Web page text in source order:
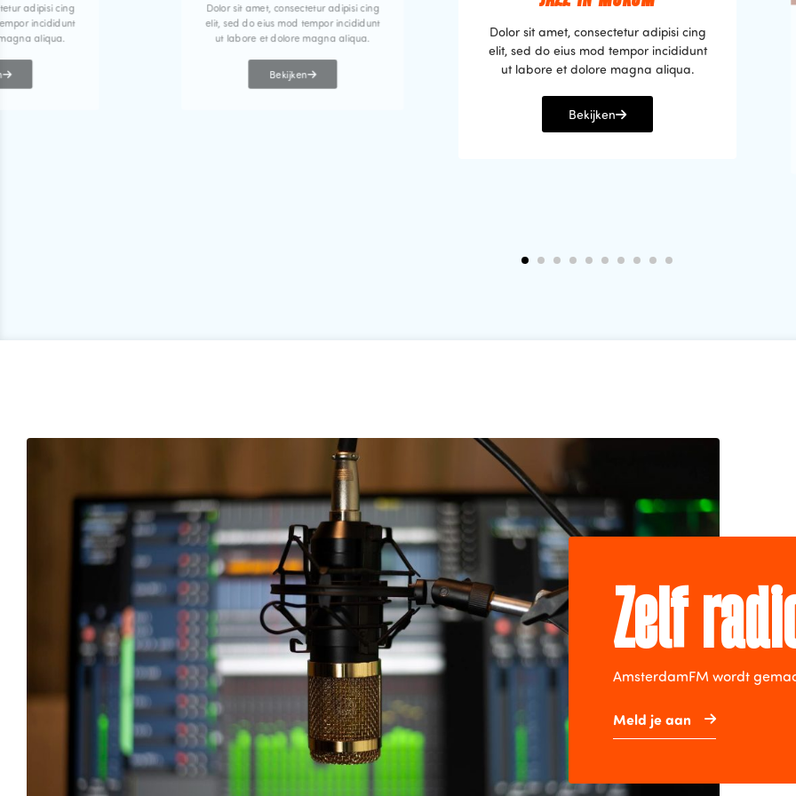
adipisi cing
incididunt
aliqua.
Dolor sit amet, consectetur adipisi cing
elit, sed do eius mod tempor incididunt
ut labore et dolore magna aliqua.
Bekijken
Dolor sit amet, consectetur adipisi cing
elit, sed do eius mod tempor incididunt
ut labore et dolore magna aliqua.
Bekijken
Zelf
AmsterdamFM wordt
Meld je aan